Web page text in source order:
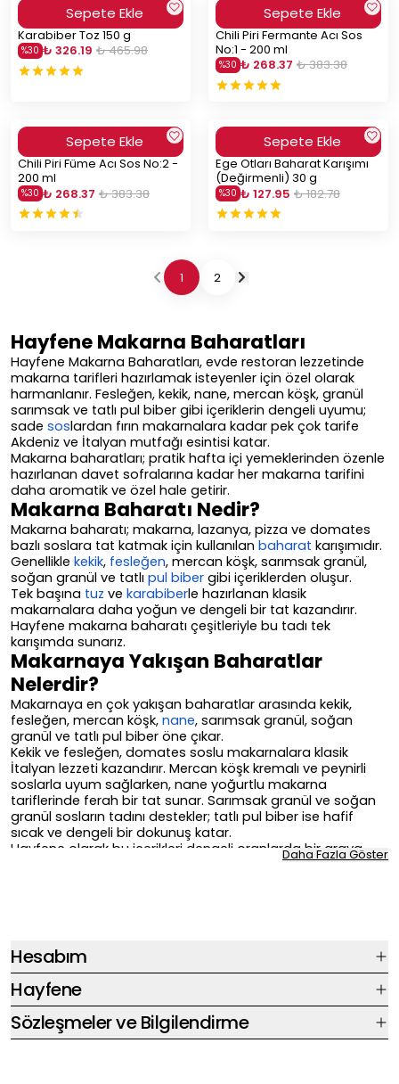
Sepete Ekle
Karabiber Toz 150 g
%30 ₺ 326.19 ₺ 465.98
Sepete Ekle
Chili Piri Fermante Acı Sos
No:1 - 200 ml
%30 ₺ 268.37 ₺ 383.38
Sepete Ekle
Chili Piri Füme Acı Sos No:2 -
200 ml
%30 ₺ 268.37 ₺ 383.38
Sepete Ekle
Ege Otları Baharat Karışımı
(Değirmenli) 30 g
%30 ₺ 127.95 ₺ 182.78
1 2
Hayfene Makarna Baharatları
Hayfene Makarna Baharatları, evde restoran lezzetinde
makarna tarifleri hazırlamak isteyenler için özel olarak
harmanlanır. Fesleğen, kekik, nane, mercan köşk, granül
sarımsak ve tatlı pul biber gibi içeriklerin dengeli uyumu;
sade soslardan fırın makarnalara kadar pek çok tarife
Akdeniz ve İtalyan mutfağı esintisi katar.
Makarna baharatları; pratik hafta içi yemeklerinden özenle
hazırlanan davet sofralarına kadar her makarna tarifini
daha aromatik ve özel hale getirir.
Makarna Baharatı Nedir?
Makarna baharatı; makarna, lazanya, pizza ve domates
bazlı soslara tat katmak için kullanılan baharat karışımıdır.
Genellikle kekik, fesleğen, mercan köşk, sarımsak granül,
soğan granül ve tatlı pul biber gibi içeriklerden oluşur.
Tek başına tuz ve karabiberle hazırlanan klasik
makarnalara daha yoğun ve dengeli bir tat kazandırır.
Hayfene makarna baharatı çeşitleriyle bu tadı tek
karışımda sunarız.
Makarnaya Yakışan Baharatlar
Nelerdir?
Makarnaya en çok yakışan baharatlar arasında kekik,
fesleğen, mercan köşk, nane, sarımsak granül, soğan
granül ve tatlı pul biber öne çıkar.
Kekik ve fesleğen, domates soslu makarnalara klasik
İtalyan lezzeti kazandırır. Mercan köşk kremalı ve peynirli
soslarla uyum sağlarken, nane yoğurtlu makarna
tariflerinde ferah bir tat sunar. Sarımsak granül ve soğan
granül sosların tadını destekler; tatlı pul biber ise hafif
sıcak ve dengeli bir dokunuş katar.
Hayfene olarak bu içerikleri dengeli oranlarda bir araya
ile kullanımı kolay
tarife göre değişir. Kırmızı soslu makarnalarda fesleğen ve
kekik ağırlıklı karışımları; kremalı soslarda mercan köşk ve
sarımsak granülü; fırın makarnalarda ise pul biberle
desteklenenbaharat karışımlarını tercih edebilirsiniz.
Makarna ve Pizza Baharatı ile Refika Birgül iş birliğiyle
hazırladığımızİşte O Makarna Baharatlı Çeşni, kategori
Daha Fazla Göster
Hesabım
Hayfene
Sözleşmeler ve Bilgilendirme